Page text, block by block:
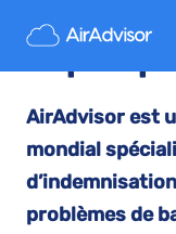
À
AirAdvisor est
mondial
problèmes de